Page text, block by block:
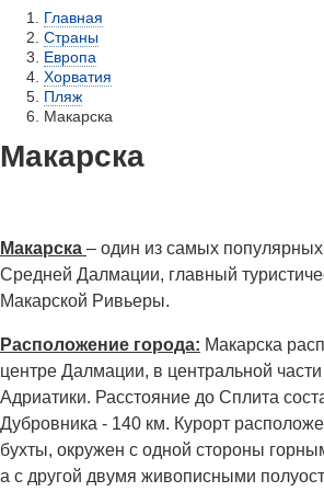
Главная
Страны
Европа
Хорватия
Пляж
Макарска
Макарска
Макарска – один из самых популярных
Средней Далмации, главный
Макарской Ривьеры.
Расположение города: Макарска
центре Далмации, в центральной
Адриатики. Расстояние до Сплита
Дубровника - 140 км. Курорт
бухты, окружен с одной стороны
а с другой двумя живописными